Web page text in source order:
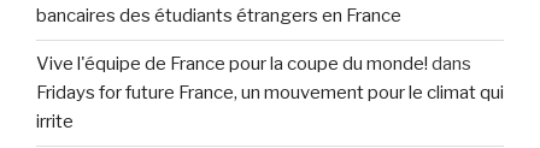
bancaires des étudiants étrangers en France
Vive l'équipe de France pour la coupe du monde! dans
Fridays for future France, un mouvement pour le climat qui
irrite